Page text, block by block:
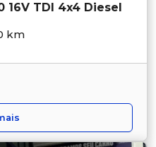
16V TDI 4x4 Diesel
km